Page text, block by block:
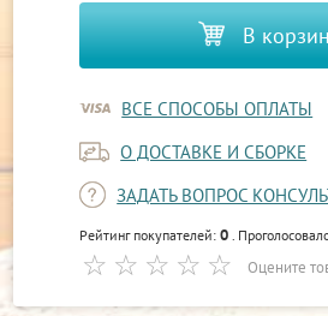
В
ВСЕ СПОСОБЫ ОПЛАТЫ
О ДОСТАВКЕ И СБОРКЕ
ЗАДАТЬ ВОПРОС
Рейтинг покупателей:0 .
Оцените